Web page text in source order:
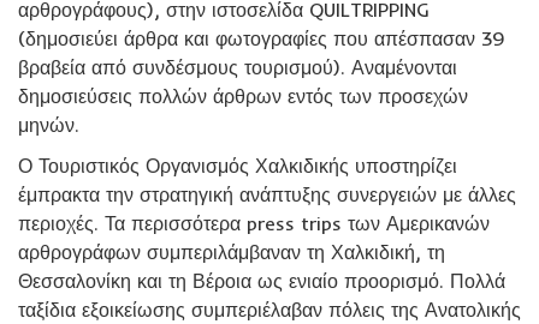
αρθρογράφους), στην ιστοσελίδα QUILTRIPPING
(δημοσιεύει άρθρα και φωτογραφίες που απέσπασαν 39
βραβεία από συνδέσμους τουρισμού). Αναμένονται
δημοσιεύσεις πολλών άρθρων εντός των προσεχών
μηνών.
Ο Τουριστικός Οργανισμός Χαλκιδικής υποστηρίζει
έμπρακτα την στρατηγική ανάπτυξης συνεργειών με άλλες
περιοχές. Τα περισσότερα press trips των Αμερικανών
αρθρογράφων συμπεριλάμβαναν τη Χαλκιδική, τη
Θεσσαλονίκη και τη Βέροια ως ενιαίο προορισμό. Πολλά
ταξίδια εξοικείωσης συμπεριέλαβαν πόλεις της Ανατολικής